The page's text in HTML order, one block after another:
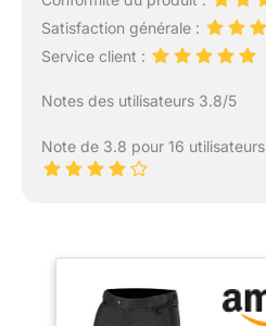
Satisfaction générale :
Service client :
Notes des utilisateurs 3.8/5
Note de 3.8 pour 16 utilisateurs